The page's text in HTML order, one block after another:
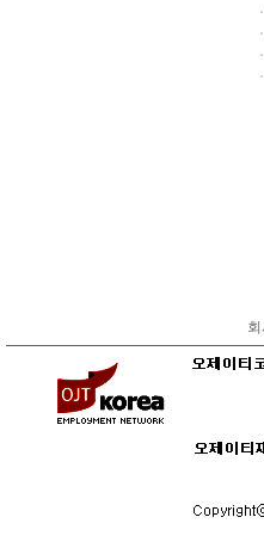
ㆍ
ㆍ
ㆍ
ㆍ